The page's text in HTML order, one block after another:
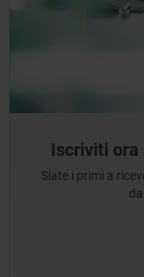
Iscriviti ora
Siate i primi a